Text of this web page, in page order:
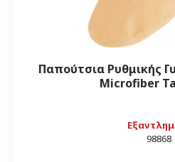
98868
Παπούτσια Ρυθμικής
Microfiber